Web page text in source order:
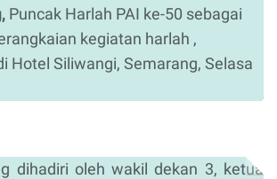
Puncak Harlah PAI ke-50 sebagai
kegiatan harlah ,
Hotel Siliwangi, Semarang, Selasa
dihadiri oleh wakil dekan 3, ketua